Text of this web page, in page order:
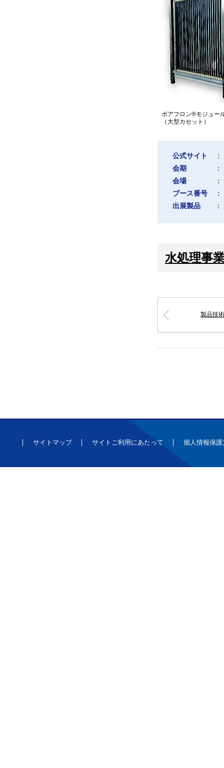
ポアフロン®モジュー
（大型カセット）
公式サイト
：
会期
：
会場
：
ブース番号
：
出展製品
：
水処理事
製品技術
サイトマップ サイトご利用にあたって 個人情報保護